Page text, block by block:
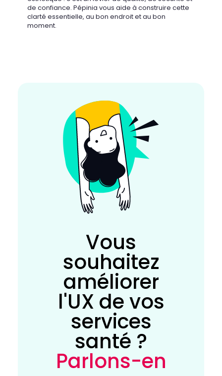
de confiance. Pépinia vous aide à construire cette
clarté essentielle, au bon endroit et au bon
moment.
Vous
souhaitez
améliorer
l'UX de vos
services
santé ?
Parlons-en